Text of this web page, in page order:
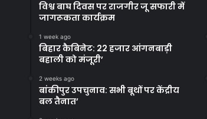
विश्व बाघ दिवस पर राजगीर जू सफारी में
जागरूकता कार्यक्रम
1 week ago
बिहार कैबिनेट: 22 हजार आंगनबाड़ी
बहाली को मंजूरी’
2 weeks ago
बांकीपुर उपचुनाव: सभी बूथों पर केंद्रीय
बल तैनात’